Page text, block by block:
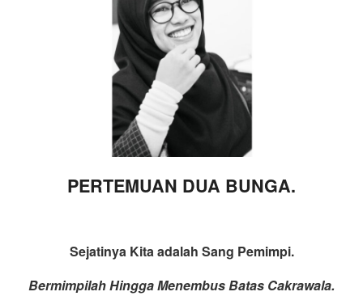
PERTEMUAN DUA BUNGA.
Sejatinya Kita adalah Sang Pemimpi.
Bermimpilah Hingga Menembus Batas Cakrawala.